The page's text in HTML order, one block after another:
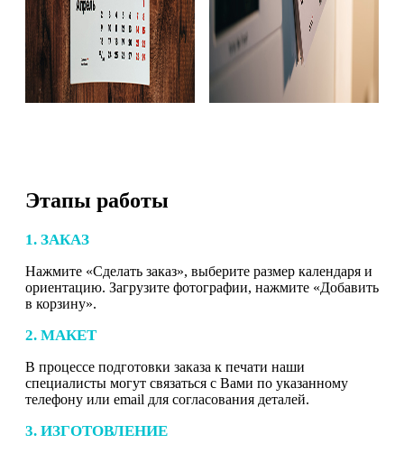
Этапы работы
1. ЗАКАЗ
Нажмите «Сделать заказ», выберите размер календаря и
ориентацию. Загрузите фотографии, нажмите «Добавить
в корзину».
2. МАКЕТ
В процессе подготовки заказа к печати наши
специалисты могут связаться с Вами по указанному
телефону или email для согласования деталей.
3. ИЗГОТОВЛЕНИЕ